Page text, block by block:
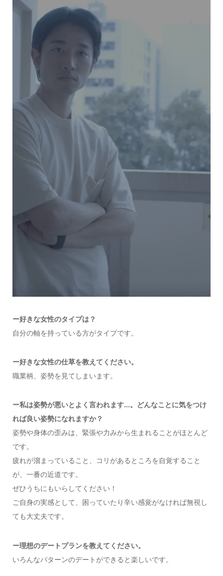
ー好きな女性のタイプは？
自分の軸を持っている方がタイプです。
ー好きな女性の仕草を教えてください。
職業柄、姿勢を見てしまいます。
ー私は姿勢が悪いとよく言われます…。どんなことに気をつけ
れば良い姿勢になれますか？
姿勢や身体の歪みは、緊張や力みから生まれることがほとんど
です。
疲れが溜まっていること、コリがあるところを自覚すること
が、一番の近道です。
ぜひうちにもいらしてください！
ご自身の実感として、困っていたり辛い感覚がなければ無視し
ても大丈夫です。
ー理想のデートプランを教えてください。
いろんなパターンのデートができると楽しいです。